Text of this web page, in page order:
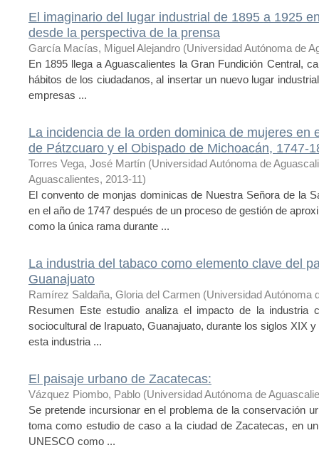
El imaginario del lugar industrial de 1895 a 1925
desde la perspectiva de la prensa
García Macías, Miguel Alejandro (Universidad Autónoma de
En 1895 llega a Aguascalientes la Gran Fundición Central,
hábitos de los ciudadanos, al insertar un nuevo lugar
empresas ...
La incidencia de la orden dominica de mujeres en
de Pátzcuaro y el Obispado de Michoacán, 1747-
Torres Vega, José Martín (Universidad Autónoma de
Aguascalientes, 2013-11)
El convento de monjas dominicas de Nuestra Señora de la
en el año de 1747 después de un proceso de gestión de
como la única rama durante ...
La industria del tabaco como elemento clave del
Guanajuato
Ramírez Saldaña, Gloria del Carmen (Universidad Autónoma
Resumen Este estudio analiza el impacto de la industria
sociocultural de Irapuato, Guanajuato, durante los siglos XIX
esta industria ...
El paisaje urbano de Zacatecas:
Vázquez Piombo, Pablo (Universidad Autónoma de
Se pretende incursionar en el problema de la conservación
toma como estudio de caso a la ciudad de Zacatecas, en
UNESCO como ...